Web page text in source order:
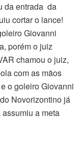
da entrada da
cortar o lance!
Giovanni
porém o juiz
chamou o juiz,
com as mãos
o goleiro Giovanni
Novorizontino já
a meta